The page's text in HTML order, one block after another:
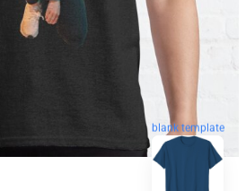
blank template